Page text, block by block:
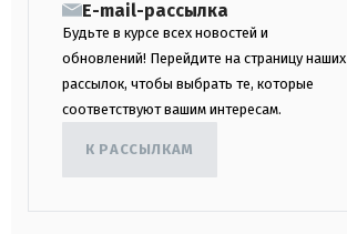
E-mail-рассылка
Будьте в курсе всех новостей и
обновлений! Перейдите на страницу наших
рассылок, чтобы выбрать те, которые
соответствуют вашим интересам.
К РАССЫЛКАМ